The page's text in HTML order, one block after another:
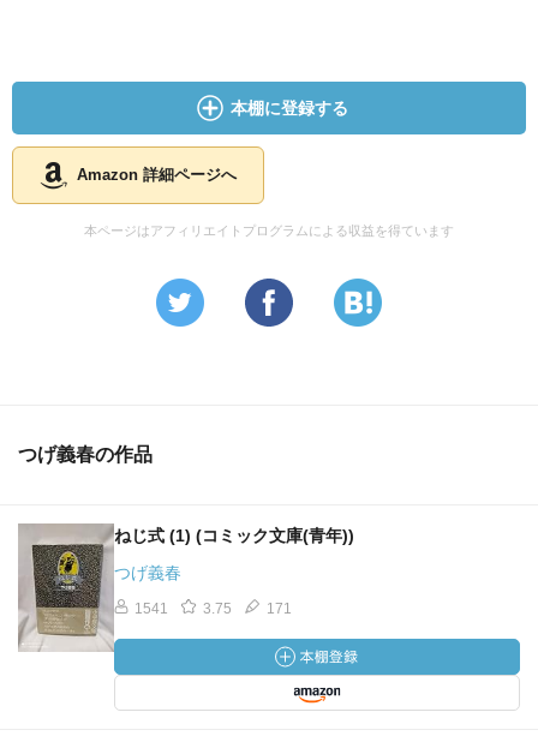
本棚に登録する
Amazon 詳細ページへ
本ページはアフィリエイトプログラムによる収益を得ています
つげ義春の作品
ねじ式 (1) (コミック文庫(青年))
つげ義春
1541 3.75 171